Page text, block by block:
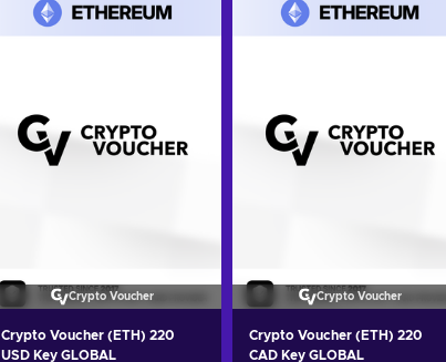
Crypto Voucher
Crypto Voucher (ETH) 220
USD Key GLOBAL
Crypto Voucher
Crypto Voucher (ETH) 220
CAD Key GLOBAL